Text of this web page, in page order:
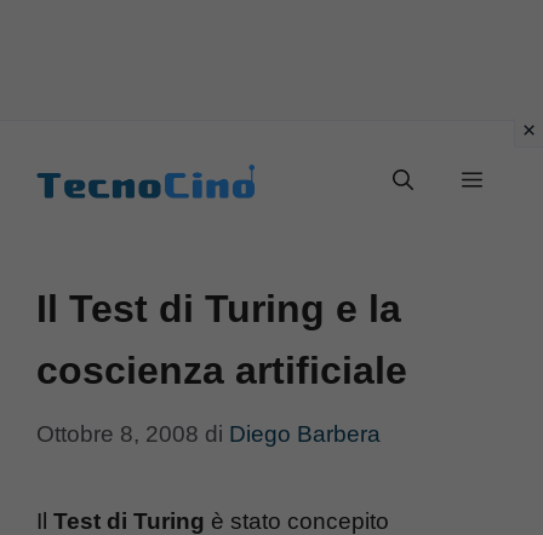
Menu
Il Test di Turing e la
coscienza artificiale
Ottobre 8, 2008 di Diego Barbera
Il Test di Turing è stato concepito